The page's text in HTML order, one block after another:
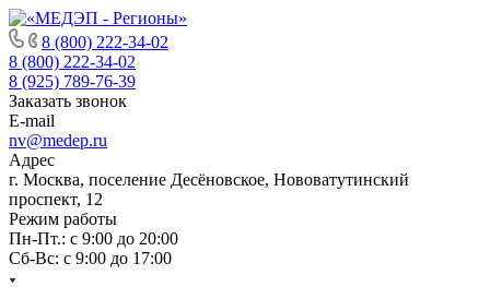
8 (800) 222-34-02
8 (800) 222-34-02
8 (925) 789-76-39
Заказать звонок
E-mail
nv@medep.ru
Адрес
г. Москва, поселение Десёновское, Нововатутинский
проспект, 12
Режим работы
Пн-Пт.: с 9:00 до 20:00
Cб-Вс: с 9:00 до 17:00